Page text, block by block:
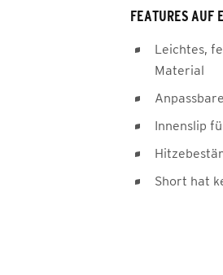
FEATURES AUF
Leichtes,
Material
Innenslip
Short hat